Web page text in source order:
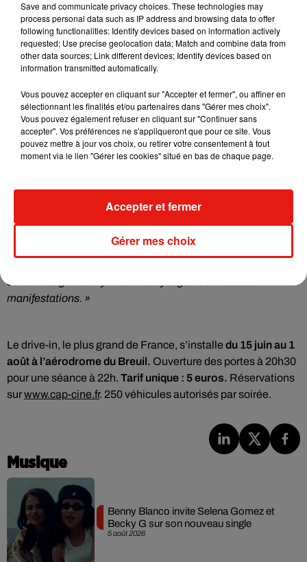
Le Conseil départemental du Loir-et-Cher va fortement
participer financièrement au projet.Pour son président
Nicolas Perruchot, « nous souhaitons permettre aux
séance dans l’univers des USA des années 1950, et jouer le
friandises. Le site de l’aérodrome se prête parfaitement à ce
et d’envisager à moyen terme d’y organiser d’autres
manifestations. »
Le drive-in, le plus grand de France, s’installe du 15 juin au 1
août à l’aérodrome du Breuil. Ouverture des portes à 20h30
pour une séance à 22h. Tarif unique : 5 euros. Réservations
surwww.cap-cine.fr. 250 véhicules autorisés par soirée.
Musique
5 août 2026
Benny Blanco invite Selena Gomez et
Becky G sur son nouveau single
Save and communicate privacy choices. These technologies may
process personal data such as IP address and browsing data to offer
following functionalities: Identify devices based on information actively
requested; Use precise geolocation data; Match and combine data from
other data sources; Link different devices; Identify devices based on
information transmitted automatically.
Vous pouvez accepter en cliquant sur "Accepter et fermer", ou affiner en
sélectionnant les finalités et/ou partenaires dans "Gérer mes choix".
Vous pouvez également refuser en cliquant sur "Continuer sans
accepter". Vos préférences ne s'appliqueront que pour ce site. Vous
pouvez mettre à jour vos choix, ou retirer votre consentement à tout
moment via le lien "Gérer les cookies" situé en bas de chaque page.
Gérer mes choix
Accepter et fermer